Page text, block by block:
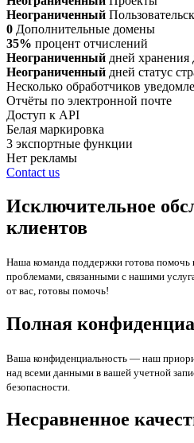
Неограниченный
0 Дополнительные домены
35% процент отчислений
Неограниченный дней
Неограниченный дней статус
Несколько обработчиков
Отчёты по электронной почте
Доступ к API
Белая маркировка
3 экспортные функции
Нет рекламы
Contact us
Исключительное
клиентов
Наша команда поддержки готова
проблемами, связанными с нашими
от вас, готовы помочь!
Полная
Ваша конфиденциальность — наш
над всеми данными в вашей учетной
безопасности.
Несравненное